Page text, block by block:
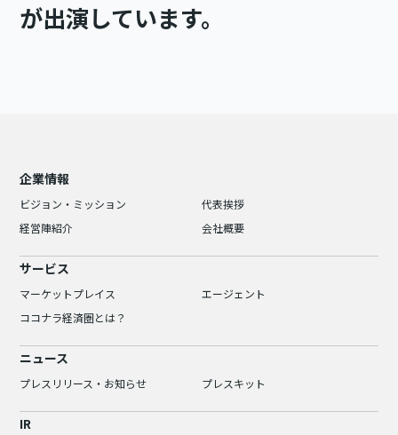
が出演しています。
企業情報
ビジョン・ミッション
代表挨拶
経営陣紹介
会社概要
サービス
マーケットプレイス
エージェント
ココナラ経済圏とは？
ニュース
プレスリリース・お知らせ プレスキット
IR